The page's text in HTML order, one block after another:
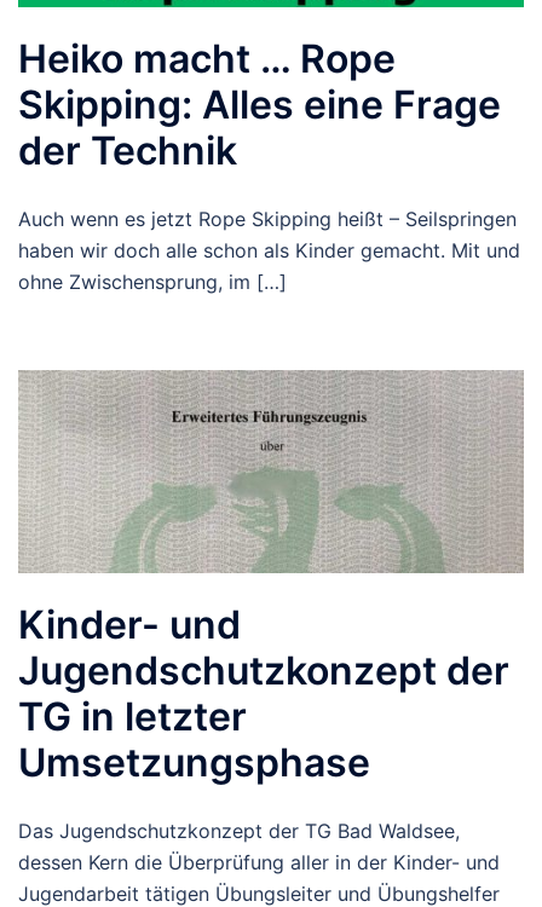
Heiko macht … Rope
Skipping: Alles eine Frage
der Technik
Auch wenn es jetzt Rope Skipping heißt – Seilspringen
haben wir doch alle schon als Kinder gemacht. Mit und
ohne Zwischensprung, im […]
Kinder- und
Jugendschutzkonzept der
TG in letzter
Umsetzungsphase
Das Jugendschutzkonzept der TG Bad Waldsee,
dessen Kern die Überprüfung aller in der Kinder- und
Jugendarbeit tätigen Übungsleiter und Übungshelfer